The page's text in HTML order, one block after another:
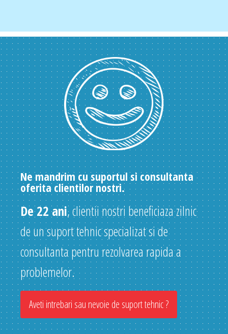
Ne mandrim cu suportul si consultanta
oferita clientilor nostri.
De 22 ani, clientii nostri beneficiaza zilnic
de un suport tehnic specializat si de
consultanta pentru rezolvarea rapida a
problemelor.
Aveti intrebari sau nevoie de suport tehnic ?